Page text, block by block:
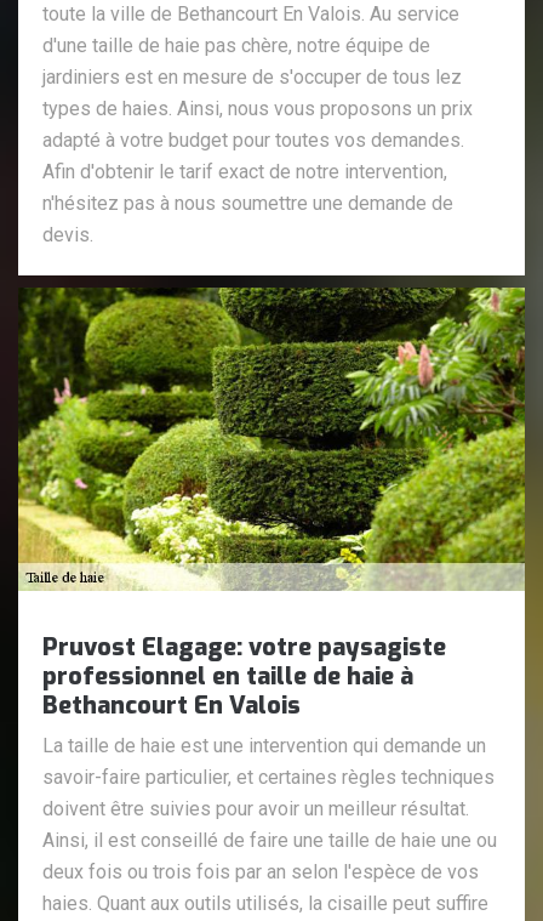
toute la ville de Bethancourt En Valois. Au service
d'une taille de haie pas chère, notre équipe de
jardiniers est en mesure de s'occuper de tous lez
types de haies. Ainsi, nous vous proposons un prix
adapté à votre budget pour toutes vos demandes.
Afin d'obtenir le tarif exact de notre intervention,
n'hésitez pas à nous soumettre une demande de
devis.
Pruvost Elagage: votre paysagiste
professionnel en taille de haie à
Bethancourt En Valois
La taille de haie est une intervention qui demande un
savoir-faire particulier, et certaines règles techniques
doivent être suivies pour avoir un meilleur résultat.
Ainsi, il est conseillé de faire une taille de haie une ou
deux fois ou trois fois par an selon l'espèce de vos
haies. Quant aux outils utilisés, la cisaille peut suffire